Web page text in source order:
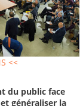
<<
du public face
généraliser la